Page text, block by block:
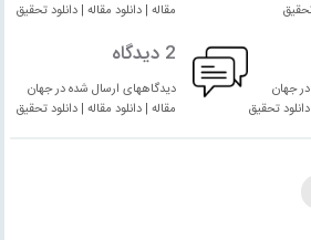
مقاله | دانلود مقاله | دانلود تحقیق
در جهان
تحقیق
2 دیدگاه
دیدگاههای ارسال شده در جهان
مقاله | دانلود مقاله | دانلود تحقیق